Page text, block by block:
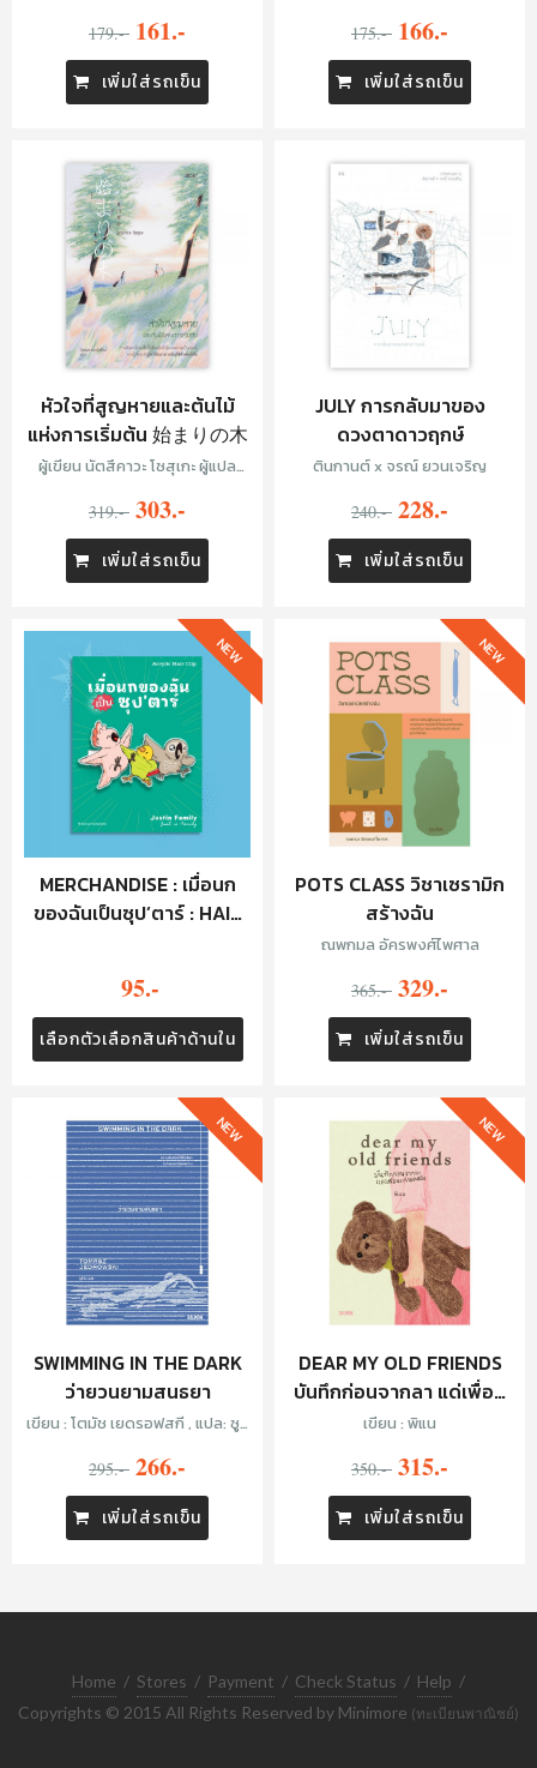
179.- 161.-
เพิ่มใส่รถเข็น
175.- 166.-
เพิ่มใส่รถเข็น
หัวใจที่สูญหายและต้นไม้
แห่งการเริ่มต้น 始まりの木
ผู้เขียน นัตสึคาวะ โซสุเกะ ผู้แปล
319.- 303.-
เพิ่มใส่รถเข็น
JULY การกลับมาของ
ดวงตาดาวฤกษ์
ตินกานต์ x จรณ์ ยวนเจริญ
240.- 228.-
เพิ่มใส่รถเข็น
MERCHANDISE : เมื่อนก
ของฉันเป็นซุป’ตาร์ : HAIR
95.-
เลือกตัวเลือกสินค้าด้านใน
NEW
POTS CLASS วิชาเซรามิก
สร้างฉัน
ณพกมล อัครพงศ์ไพศาล
365.- 329.-
เพิ่มใส่รถเข็น
NEW
SWIMMING IN THE DARK
ว่ายวนยามสนธยา
เขียน : โตมัช เยดรอฟสกี , แปล: ซูลิ
295.- 266.-
เพิ่มใส่รถเข็น
NEW
DEAR MY OLD FRIENDS
บันทึกก่อนจากลา แด่เพื่อน
เก่าของฉัน
เขียน : พิแน
350.- 315.-
เพิ่มใส่รถเข็น
NEW
Home / Stores / Payment / Check Status / Help /
Copyrights © 2015 All Rights Reserved by Minimore (ทะเบียนพาณิชย์)